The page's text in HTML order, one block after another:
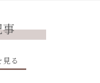
る